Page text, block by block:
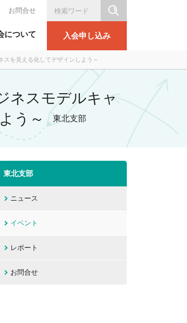
ション協会
について 入会申し込み
お問合せ
を見える化してデザインしよう～
ネスモデルキャ
う～
東北支部
東北支部
ニュース
イベント
レポート
お問合せ